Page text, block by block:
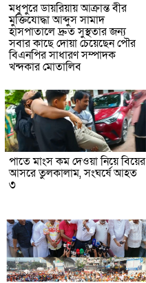
মধুপুরে ডায়রিয়ায় আক্রান্ত বীর
মুক্তিযোদ্ধা আব্দুস সামাদ
হাসপাতালে দ্রুত সুস্থতার জন্য
সবার কাছে দোয়া চেয়েছেন পৌর
বিএনপির সাধারণ সম্পাদক
খন্দকার মোতালিব
পাতে মাংস কম দেওয়া নিয়ে বিয়ের
আসরে তুলকালাম, সংঘর্ষে আহত
৩